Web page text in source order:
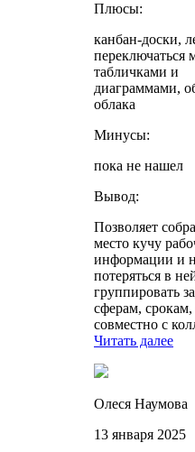
Плюсы:
канбан-доски,
переключаться
табличками и
диаграммами,
облака
Минусы:
пока не нашел
Вывод:
Позволяет
место кучу
информации и
потеряться в
группировать
сферам,
совместно с
Читать далее
Олеся Наумова
13 января 2025